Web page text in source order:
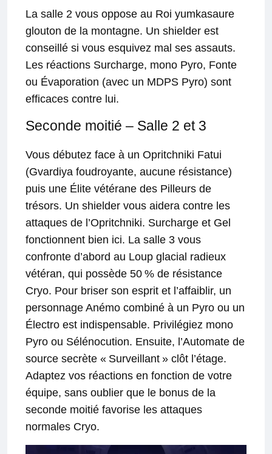
La salle 2 vous oppose au Roi yumkasaure
glouton de la montagne. Un shielder est
conseillé si vous esquivez mal ses assauts.
Les réactions Surcharge, mono Pyro, Fonte
ou Évaporation (avec un MDPS Pyro) sont
efficaces contre lui.
Seconde moitié – Salle 2 et 3
Vous débutez face à un Opritchniki Fatui
(Gvardiya foudroyante, aucune résistance)
puis une Élite vétérane des Pilleurs de
trésors. Un shielder vous aidera contre les
attaques de l’Opritchniki. Surcharge et Gel
fonctionnent bien ici. La salle 3 vous
confronte d’abord au Loup glacial radieux
vétéran, qui possède 50 % de résistance
Cryo. Pour briser son esprit et l’affaiblir, un
personnage Anémo combiné à un Pyro ou un
Électro est indispensable. Privilégiez mono
Pyro ou Sélénocution. Ensuite, l’Automate de
source secrète « Surveillant » clôt l’étage.
Adaptez vos réactions en fonction de votre
équipe, sans oublier que le bonus de la
seconde moitié favorise les attaques
normales Cryo.